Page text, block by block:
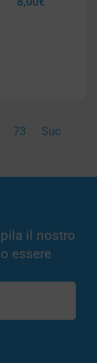
73 Suc
il nostro
essere